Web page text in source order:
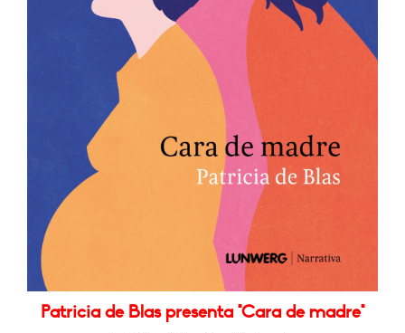
Patricia de Blas presenta "Cara de madre"